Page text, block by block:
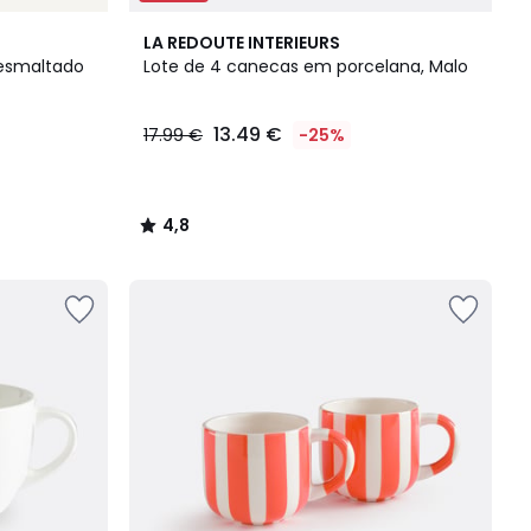
LA REDOUTE INTERIEURS
Lote de 4 canecas em porcelana, Malo
17.99 € 13.49 € -25%
4,8
/ 5
4,8
/